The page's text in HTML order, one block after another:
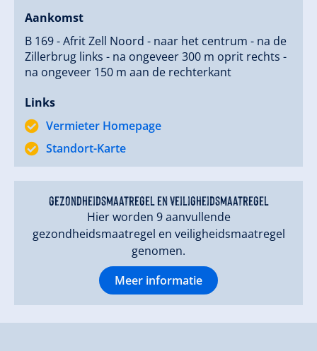
langlaufloipes en de talrijke pistes van de Zillertal
Arena.
De halte van de skibus naar de Zillertal Arena ligt op
slechts 20 meter.
Een bijzonder hoogtepunt is te bereiken via de
Zillertaler Höhenstraße: de Kristallhütte en de hut van
de Zellberg Buam. Een „must” voor elke
muziekliefhebber en wandelaar!
We heten u van harte welkom in ons
Appartementenhuis Max Ebster in Zell am Ziller!
Aankomst
B 169 - Afrit Zell Noord - naar het centrum - na de
Zillerbrug links - na ongeveer 300 m oprit rechts -
na ongeveer 150 m aan de rechterkant
Links
Vermieter Homepage
Standort-Karte
gezondheidsmaatregel en veiligheidsmaatregel
Hier worden 9 aanvullende
gezondheidsmaatregel en veiligheidsmaatregel
genomen.
Meer informatie